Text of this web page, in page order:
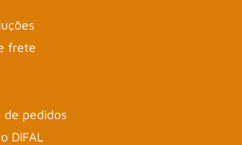
frete
pedidos
DIFAL